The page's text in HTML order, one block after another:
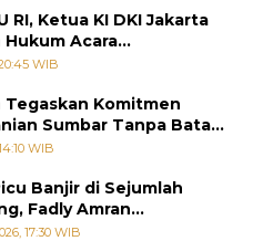
RI, Ketua KI DKI Jakarta
Hukum Acara
Informasi Publik
WIB
Tegaskan Komitmen
Sumbar Tanpa Batas
WIB
Banjir di Sejumlah
Fadly Amran
Siaga
17:30 WIB